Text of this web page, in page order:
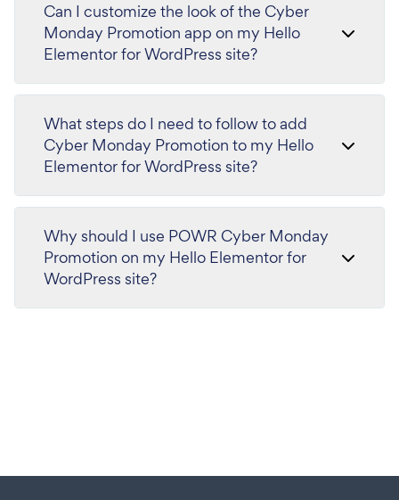
Can I customize the look of the Cyber
Monday Promotion app on my Hello
Elementor for WordPress site?
What steps do I need to follow to add
Cyber Monday Promotion to my Hello
Elementor for WordPress site?
Why should I use POWR Cyber Monday
Promotion on my Hello Elementor for
WordPress site?